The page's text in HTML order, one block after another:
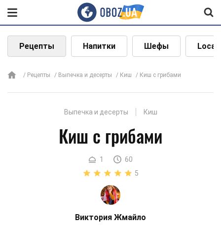
Рецепты Напитки Шефы Local
Рецепты Выпечка и десерты Киш Киш с грибами
Выпечка и десерты Киш
Киш с грибами
1
60
5
Виктория Жмайло